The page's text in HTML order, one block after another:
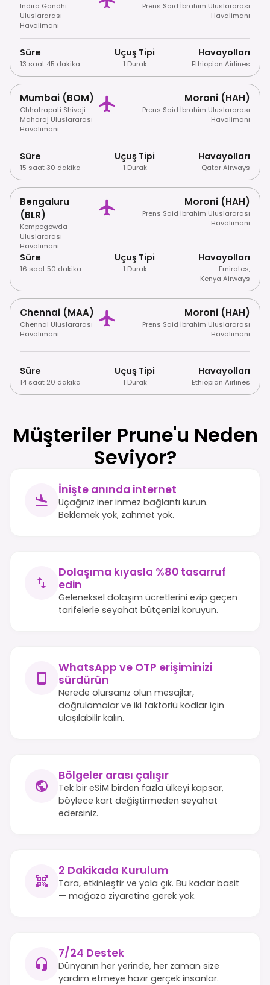
Indira Gandhi
Uluslararası
Havalimanı
Prens Said İbrahim Uluslararası
Havalimanı
Süre
13 saat 45 dakika
Uçuş Tipi
1 Durak
Havayolları
Ethiopian Airlines
Mumbai (BOM)
Chhatrapati Shivaji
Maharaj Uluslararası
Havalimanı
Moroni (HAH)
Prens Said İbrahim Uluslararası
Havalimanı
Süre
15 saat 30 dakika
Uçuş Tipi
1 Durak
Havayolları
Qatar Airways
Bengaluru
(BLR)
Kempegowda
Uluslararası
Havalimanı
Moroni (HAH)
Prens Said İbrahim Uluslararası
Havalimanı
Süre
16 saat 50 dakika
Uçuş Tipi
1 Durak
Havayolları
Emirates,
Kenya Airways
Chennai (MAA)
Chennai Uluslararası
Havalimanı
Moroni (HAH)
Prens Said İbrahim Uluslararası
Havalimanı
Süre
14 saat 20 dakika
Uçuş Tipi
1 Durak
Havayolları
Ethiopian Airlines
Müşteriler Prune'u Neden
Seviyor?
İnişte anında internet
Uçağınız iner inmez bağlantı kurun.
Beklemek yok, zahmet yok.
Dolaşıma kıyasla %80 tasarruf
edin
Geleneksel dolaşım ücretlerini ezip geçen
tarifelerle seyahat bütçenizi koruyun.
WhatsApp ve OTP erişiminizi
sürdürün
Nerede olursanız olun mesajlar,
doğrulamalar ve iki faktörlü kodlar için
ulaşılabilir kalın.
Bölgeler arası çalışır
Tek bir eSİM birden fazla ülkeyi kapsar,
böylece kart değiştirmeden seyahat
edersiniz.
2 Dakikada Kurulum
Tara, etkinleştir ve yola çık. Bu kadar basit
— mağaza ziyaretine gerek yok.
7/24 Destek
Dünyanın her yerinde, her zaman size
yardım etmeye hazır gerçek insanlar.